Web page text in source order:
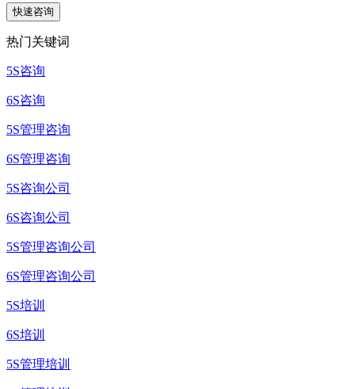
热门关键词
5S咨询
6S咨询
5S管理咨询
6S管理咨询
5S咨询公司
6S咨询公司
5S管理咨询公司
6S管理咨询公司
5S培训
6S培训
5S管理培训